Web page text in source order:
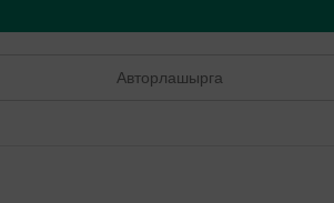
Авторлашырга